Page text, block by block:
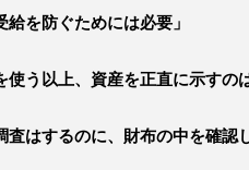
給を防ぐためには必要」
使う以上、資産を正直に示すの
査はするのに、財布の中を確認